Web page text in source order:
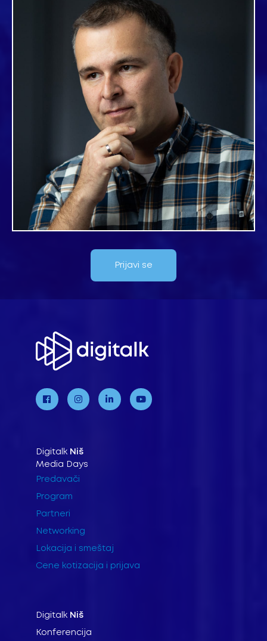
Prijavi se
Digitalk Niš
Media Days
Predavači
Program
Partneri
Networking
Lokacija i smeštaj
Cene kotizacija i prijava
Digitalk Niš
Konferencija